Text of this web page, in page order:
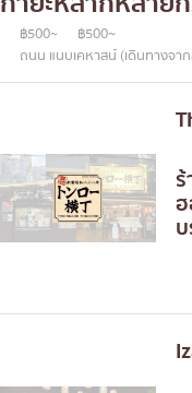
฿500~
฿500~
ถนน แนบเคหาสน์ (เดินทางจ